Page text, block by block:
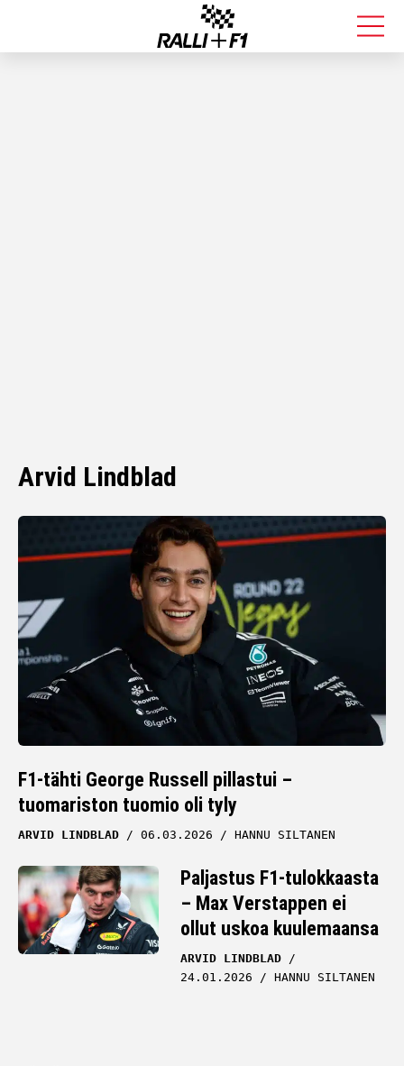
Arvid Lindblad
F1-tähti George Russell pillastui –
tuomariston tuomio oli tyly
ARVID LINDBLAD 06.03.2026 HANNU SILTANEN
Paljastus F1-tulokkaasta
– Max Verstappen ei
ollut uskoa kuulemaansa
ARVID LINDBLAD
24.01.2026
HANNU SILTANEN